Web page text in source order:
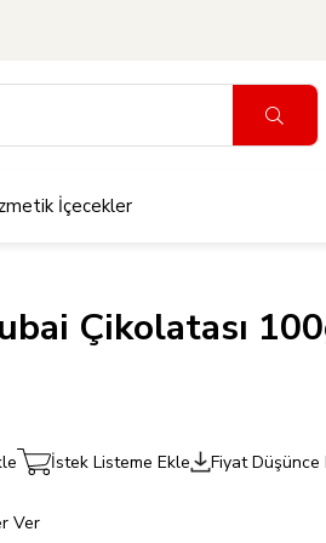
İçecekler
Çikolatası
İstek Listeme Ekle Fiyat Düşünce
Ver